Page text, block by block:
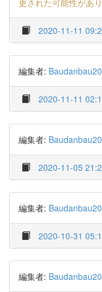
更された可能性があり
2020-11-11
編集者: Baudanbau20
2020-11-11
編集者: Baudanbau20
2020-11-05
編集者: Baudanbau20
2020-10-31
編集者: Baudanbau20